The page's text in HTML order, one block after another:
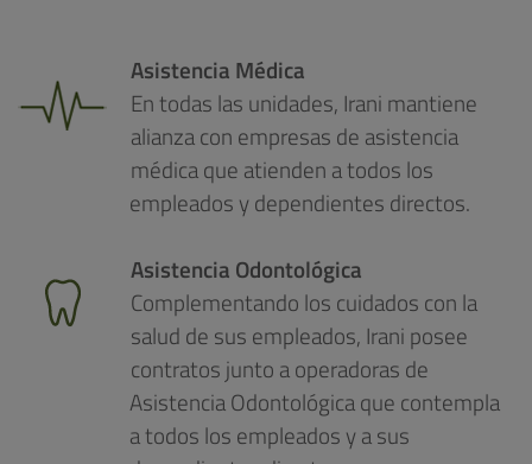
Asistencia Médica
En todas las unidades, Irani mantiene
alianza con empresas de asistencia
médica que atienden a todos los
empleados y dependientes directos.
Asistencia Odontológica
Complementando los cuidados con la
salud de sus empleados, Irani posee
contratos junto a operadoras de
Asistencia Odontológica que contempla
a todos los empleados y a sus